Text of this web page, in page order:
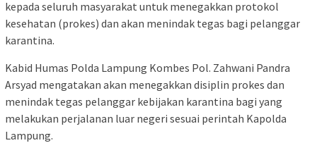
kepada seluruh masyarakat untuk menegakkan protokol
kesehatan (prokes) dan akan menindak tegas bagi pelanggar
karantina.
Kabid Humas Polda Lampung Kombes Pol. Zahwani Pandra
Arsyad mengatakan akan menegakkan disiplin prokes dan
menindak tegas pelanggar kebijakan karantina bagi yang
melakukan perjalanan luar negeri sesuai perintah Kapolda
Lampung.